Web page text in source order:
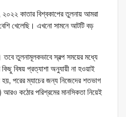
কাতার বিশ্বকাপের তুলনায় আমরা
খেলেছি। এখনো সামনে আটটি বড়
তুলনামূলকভাবে স্বল্প সময়ের মধ্যে
বিষয় প্রত্যাশা অনুযায়ী না হওয়াই
পরের ম্যাচের জন্য নিজেদের শতভাগ
কঠোর পরিশ্রমের মানসিকতা নিয়েই